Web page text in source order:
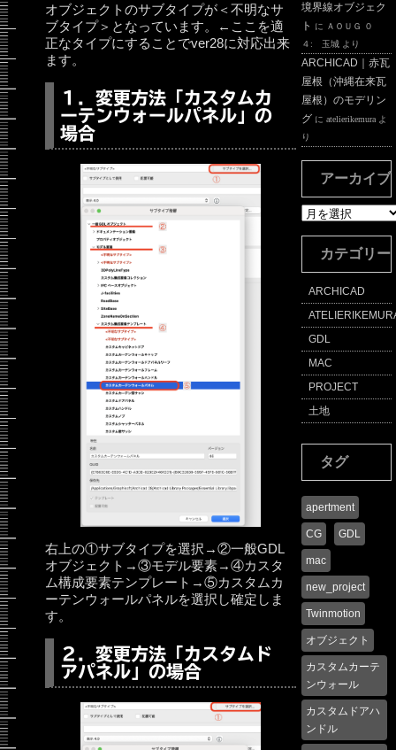
オブジェクトのサブタイプが＜不明なサ
ブタイプ＞となっています。←ここを適
正なタイプにすることでver28に対応出来
ます。
１．変更方法「カスタムカ
ーテンウォールパネル」の
場合
右上の①サブタイプを選択→②一般GDL
オブジェクト→③モデル要素→④カスタ
ム構成要素テンプレート→⑤カスタムカ
ーテンウォールパネルを選択し確定しま
す。
２．変更方法「カスタムド
アパネル」の場合
境界線オブジェク
ト
に ＡＯＵＧ ０
４: 玉城より
ARCHICAD｜赤瓦
屋根（沖縄在来瓦
屋根）のモデリン
グ に atelierikemuraよ
り
アーカイブ
ア
カテゴリー
ARCHICAD
GDL
MAC
PROJECT
土地
タグ
apertment
CG GDL
mac
new_project
Twinmotion
オブジェクト
カスタムカーテ
ンウォール
カスタムドアハ
ンドル